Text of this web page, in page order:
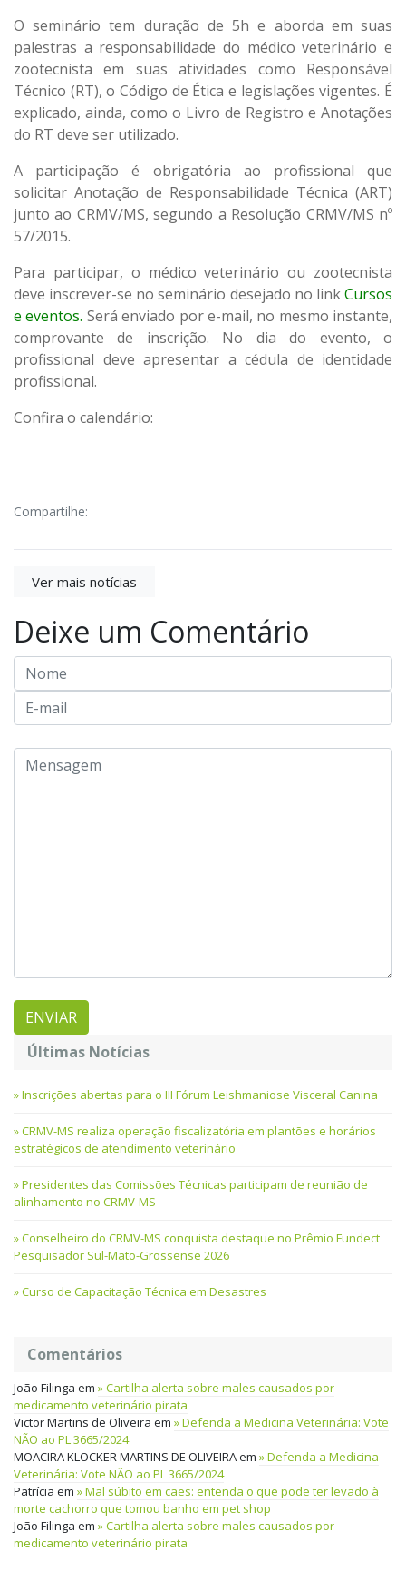
O seminário tem duração de 5h e aborda em suas
palestras a responsabilidade do médico veterinário e
zootecnista em suas atividades como Responsável
Técnico (RT), o Código de Ética e legislações vigentes. É
explicado, ainda, como o Livro de Registro e Anotações
do RT deve ser utilizado.
A participação é obrigatória ao profissional que
solicitar Anotação de Responsabilidade Técnica (ART)
junto ao CRMV/MS, segundo a Resolução CRMV/MS nº
57/2015.
Para participar, o médico veterinário ou zootecnista
deve inscrever-se no seminário desejado no linkCursos
e eventos. Será enviado por e-mail, no mesmo instante,
comprovante de inscrição. No dia do evento, o
profissional deve apresentar a cédula de identidade
profissional.
Confira o calendário:
Compartilhe:
Ver mais notícias
Deixe um Comentário
Últimas Notícias
Inscrições abertas para o III Fórum Leishmaniose Visceral Canina
CRMV-MS realiza operação fiscalizatória em plantões e horários
estratégicos de atendimento veterinário
Presidentes das Comissões Técnicas participam de reunião de
alinhamento no CRMV-MS
Conselheiro do CRMV-MS conquista destaque no Prêmio Fundect
Pesquisador Sul-Mato-Grossense 2026
Curso de Capacitação Técnica em Desastres
Comentários
João Filinga em
Cartilha alerta sobre males causados por
medicamento veterinário pirata
Victor Martins de Oliveira em
Defenda a Medicina Veterinária: Vote
NÃO ao PL 3665/2024
MOACIRA KLOCKER MARTINS DE OLIVEIRAem
Defenda a Medicina
Veterinária: Vote NÃO ao PL 3665/2024
Patrícia em
Mal súbito em cães: entenda o que pode ter levado à
morte cachorro que tomou banho em pet shop
João Filinga em
Cartilha alerta sobre males causados por
medicamento veterinário pirata